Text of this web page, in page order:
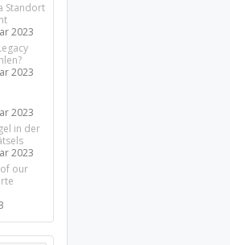
Standort
2023
2023
2023
in der
2023
our